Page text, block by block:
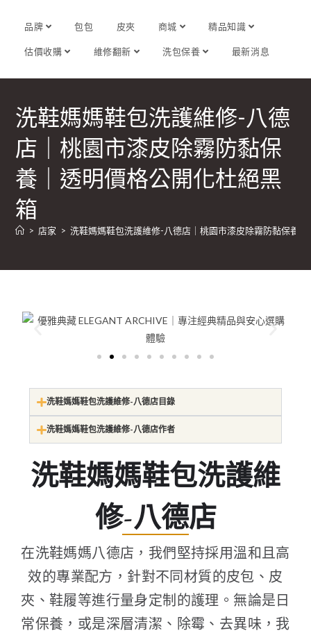
品牌 包包 皮夾 商城 精品知識
估價收購 維修翻新 洗包保養 最新消息
洗鞋媽媽鞋包洗護維修-八德
店｜桃園市漆皮除霧防黏保
養｜透明價格公開化杜絕黑
箱
> 店家 > 洗鞋媽媽鞋包洗護維修-八德店｜桃園市漆皮除霧防黏保養
洗鞋媽媽鞋包洗護維修-八德店目錄
洗鞋媽媽鞋包洗護維修-八德店作者
洗鞋媽媽鞋包洗護維
修-八德店
在洗鞋媽媽八德店，我們堅持採用溫和且高
效的專業配方，針對不同材質的皮包、皮
夾、鞋履等進行量身定制的護理。無論是日
常保養，或是深層清潔、除霉、去異味，我